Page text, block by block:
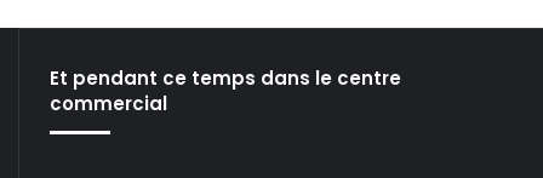
Et pendant ce temps dans le centre
commercial